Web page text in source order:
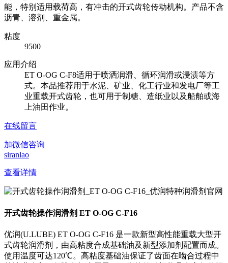
能，特别适用载荷高，有冲击的开式齿轮传动机构。产品不含
沥青、溶剂、重金属。
粘度
9500
应用介绍
ET O-OG C-F8适用于喷洒润滑、循环润滑或浸渍等方
式。本品推荐用于水泥、矿业、化工行业和发电厂等工
业重载开式齿轮，也可用于制糖、造纸业以及船舶或海
上油田作业。
在线留言
加微信咨询
siranlao
查看详情
开式齿轮操作润滑剂 ET O-OG C-F16
优润(U.LUBE) ET O-OG C-F16 是一款新型高性能重载大型开
式齿轮润滑剂，由高粘度合成基础油及新型添加剂配置而成。
使用温度可达120℃。高粘度基础油保证了齿面在啮合过程中